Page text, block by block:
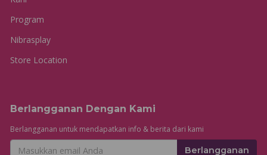
Program
Nibrasplay
Store Location
Berlangganan Dengan Kami
Berlangganan untuk mendapatkan info & berita dari kami
Berlangganan